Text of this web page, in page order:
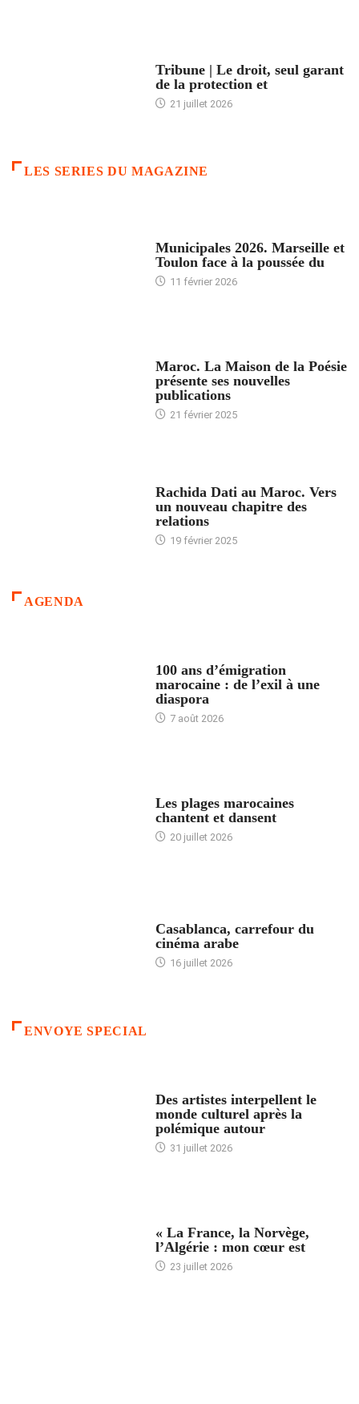
Tribune | Le droit, seul garant
de la protection et
21 juillet 2026
LES SERIES DU MAGAZINE
Municipales 2026. Marseille et
Toulon face à la poussée du
11 février 2026
Maroc. La Maison de la Poésie
présente ses nouvelles
publications
21 février 2025
Rachida Dati au Maroc. Vers
un nouveau chapitre des
relations
19 février 2025
AGENDA
100 ans d’émigration
marocaine : de l’exil à une
diaspora
7 août 2026
Les plages marocaines
chantent et dansent
20 juillet 2026
Casablanca, carrefour du
cinéma arabe
16 juillet 2026
ENVOYE SPECIAL
Des artistes interpellent le
monde culturel après la
polémique autour
31 juillet 2026
« La France, la Norvège,
l’Algérie : mon cœur est
23 juillet 2026